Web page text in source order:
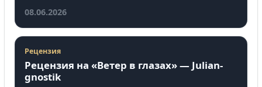
08.06.2026
Рецензия
Рецензия на «Ветер в глазах» — Julian-
gnostik